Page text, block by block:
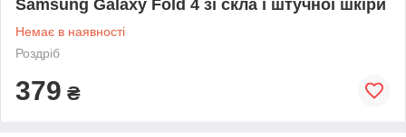
Samsung Galaxy Fold 4 зі скла і штучної шкіри
Немає в наявності
Роздріб
379 ₴